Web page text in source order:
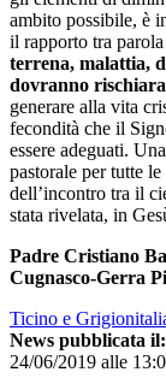
ambito possibile, è
il rapporto tra
terrena, malattia,
dovranno
generare alla vita
fecondità che il
essere adeguati.
pastorale per tutte
dell’incontro tra il
stata rivelata, in
Padre Cristiano
Cugnasco-Gerra
Ticino e
News pubblicata il:
24/06/2019 alle